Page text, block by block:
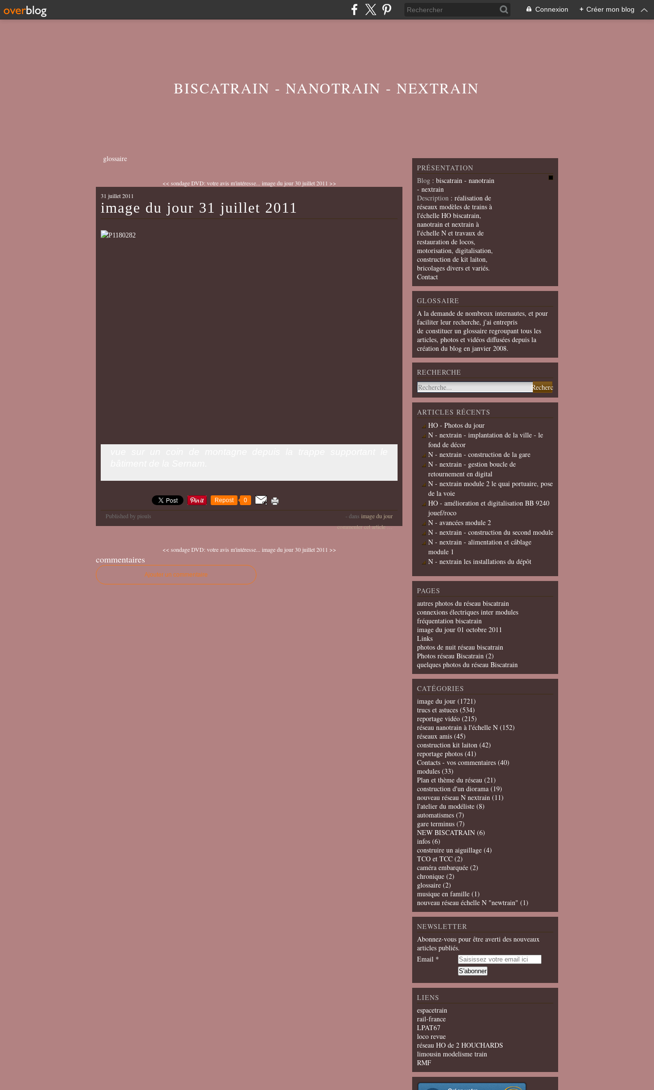
Connexion + Créer mon blog
BISCATRAIN - NANOTRAIN - NEXTRAIN
glossaire
<< sondage DVD: votre avis m'intéresse... image du jour 30 juillet 2011 >>
31 juillet 2011
image du jour 31 juillet 2011
Repost 0
Published by piouls - dans image du jour
commenter cet article…
<< sondage DVD: votre avis m'intéresse... image du jour 30 juillet 2011 >>
commentaires
Ajouter un commentaire
PRÉSENTATION
Blog : biscatrain - nanotrain
- nextrain
Description : réalisation de
réseaux modèles de trains à
l'échelle HO biscatrain,
nanotrain et nextrain à
l'échelle N et travaux de
restauration de locos,
motorisation, digitalisation,
construction de kit laiton,
bricolages divers et variés.
Contact
GLOSSAIRE
A la demande de nombreux internautes, et pour
faciliter leur recherche, j'ai entrepris
de constituer un glossaire regroupant tous les
articles, photos et vidéos diffusées depuis la
création du blog en janvier 2008.
RECHERCHE
ARTICLES RÉCENTS
HO - Photos du jour
N - nextrain - implantation de la ville - le
fond de décor
N - nextrain - construction de la gare
N - nextrain - gestion boucle de
retournement en digital
N - nextrain module 2 le quai portuaire, pose
de la voie
HO - amélioration et digitalisation BB 9240
jouef/roco
N - avancées module 2
N - nextrain - construction du second module
N - nextrain - alimentation et câblage
module 1
N - nextrain les installations du dépôt
PAGES
autres photos du réseau biscatrain
connexions électriques inter modules
fréquentation biscatrain
image du jour 01 octobre 2011
Links
photos de nuit réseau biscatrain
Photos réseau Biscatrain (2)
quelques photos du réseau Biscatrain
CATÉGORIES
image du jour (1721)
trucs et astuces (534)
reportage vidéo (215)
réseau nanotrain à l'échelle N (152)
réseaux amis (45)
construction kit laiton (42)
reportage photos (41)
Contacts - vos commentaires (40)
modules (33)
Plan et thème du réseau (21)
construction d'un diorama (19)
nouveau réseau N nextrain (11)
l'atelier du modéliste (8)
automatismes (7)
gare terminus (7)
NEW BISCATRAIN (6)
infos (6)
construire un aiguillage (4)
TCO et TCC (2)
caméra embarquée (2)
chronique (2)
glossaire (2)
musique en famille (1)
nouveau réseau échelle N "newtrain" (1)
NEWSLETTER
Abonnez-vous pour être averti des nouveaux
articles publiés.
Email
LIENS
espacetrain
rail-france
LPAT67
loco revue
réseau HO de 2 HOUCHARDS
limousin modelisme train
RMF